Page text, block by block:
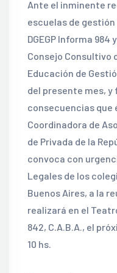
Ante el inminente
escuelas de
DGEGP Informa
Consejo Consultivo
Educación de
del presente mes, y
consecuencias que
Coordinadora de
de Privada de la
convoca con
Legales de los
Buenos Aires, a la
realizará en el
842, C.A.B.A., el
10 hs.